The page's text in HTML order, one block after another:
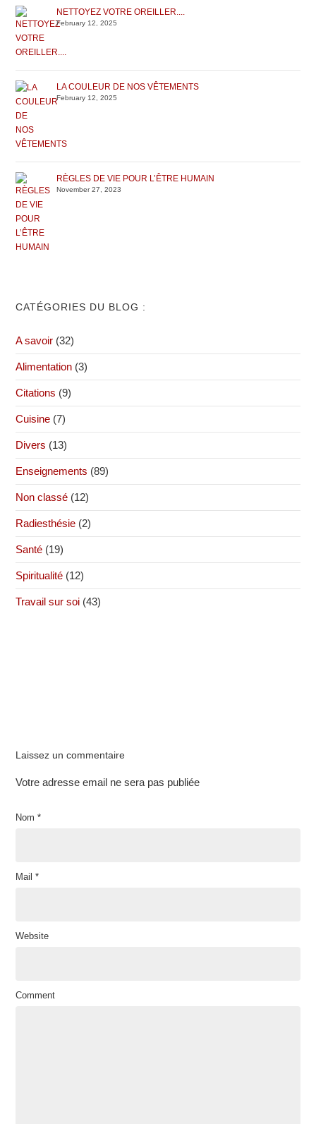
NETTOYEZ VOTRE OREILLER....
February 12, 2025
LA COULEUR DE NOS VÊTEMENTS
February 12, 2025
RÈGLES DE VIE POUR L’ÊTRE HUMAIN
November 27, 2023
CATÉGORIES DU BLOG :
A savoir (32)
Alimentation (3)
Citations (9)
Cuisine (7)
Divers (13)
Enseignements (89)
Non classé (12)
Radiesthésie (2)
Santé (19)
Spiritualité (12)
Travail sur soi (43)
Laissez un commentaire
Votre adresse email ne sera pas publiée
Nom*
Mail*
Website
Comment